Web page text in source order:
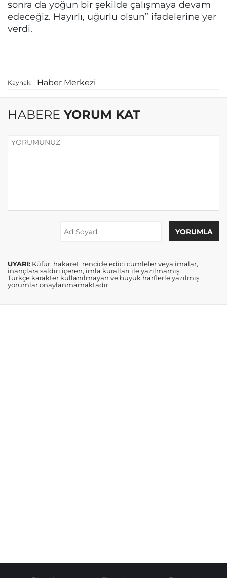
sonra da yoğun bir şekilde çalışmaya devam
edeceğiz. Hayırlı, uğurlu olsun” ifadelerine yer
verdi.
Kaynak: Haber Merkezi
HABERE YORUM KAT
UYARI: Küfür, hakaret, rencide edici cümleler veya imalar,
inançlara saldırı içeren, imla kuralları ile yazılmamış,
Türkçe karakter kullanılmayan ve büyük harflerle yazılmış
yorumlar onaylanmamaktadır.